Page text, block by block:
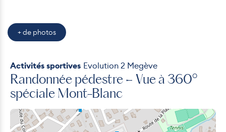
Activités sportives Evolution 2 Megève
Randonnée pédestre – Vue à 360°
spéciale Mont-Blanc
+ de photos